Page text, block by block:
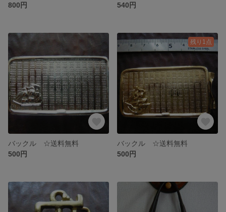
800円
540円
バックル ☆送料無料
500円
残り1点
バックル ☆送料無料
500円